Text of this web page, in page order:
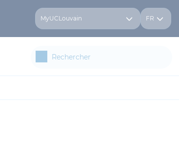
MyUCLouvain FR